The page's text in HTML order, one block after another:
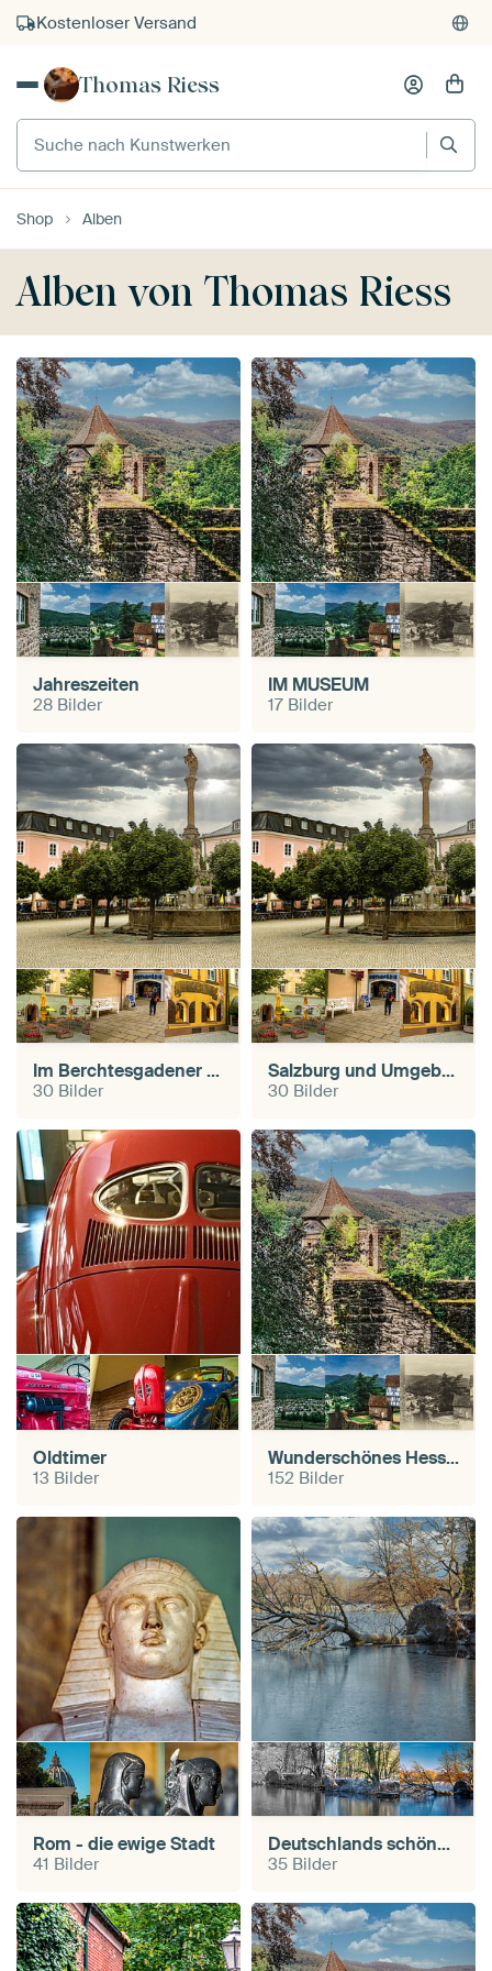
Kauf auf Rechnung
Individueller Druck auf Bestellung
Thomas Riess
Suche nach Kunstwerken
Shop Alben
Alben von Thomas Riess
Jahreszeiten
28 Bilder
IM MUSEUM
17 Bilder
Im Berchtesgadener Land
30 Bilder
Salzburg und Umgebung
30 Bilder
Oldtimer
13 Bilder
Wunderschönes Hessen
152 Bilder
Rom - die ewige Stadt
41 Bilder
Deutschlands schöner Norden
35 Bilder